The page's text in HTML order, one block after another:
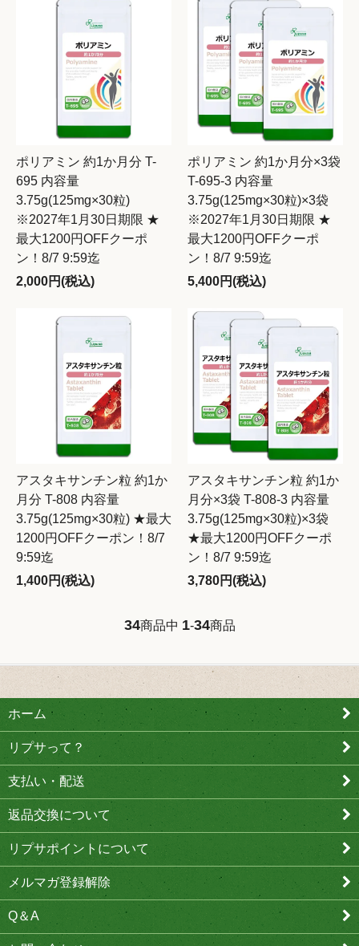
ポリアミン 約1か月分 T-
695 内容量
3.75g(125mg×30粒)
※2027年1月30日期限 ★
最大1200円OFFクーポ
ン！8/7 9:59迄
2,000円(税込)
ポリアミン 約1か月分×3袋
T-695-3 内容量
3.75g(125mg×30粒)×3袋
※2027年1月30日期限 ★
最大1200円OFFクーポ
ン！8/7 9:59迄
5,400円(税込)
アスタキサンチン粒 約1か
月分 T-808 内容量
3.75g(125mg×30粒) ★最大
1200円OFFクーポン！8/7
9:59迄
1,400円(税込)
アスタキサンチン粒 約1か
月分×3袋 T-808-3 内容量
3.75g(125mg×30粒)×3袋
★最大1200円OFFクーポ
ン！8/7 9:59迄
3,780円(税込)
34商品中 1-34商品
ホーム
リプサって？
支払い・配送
返品交換について
リプサポイントについて
メルマガ登録解除
Q＆A